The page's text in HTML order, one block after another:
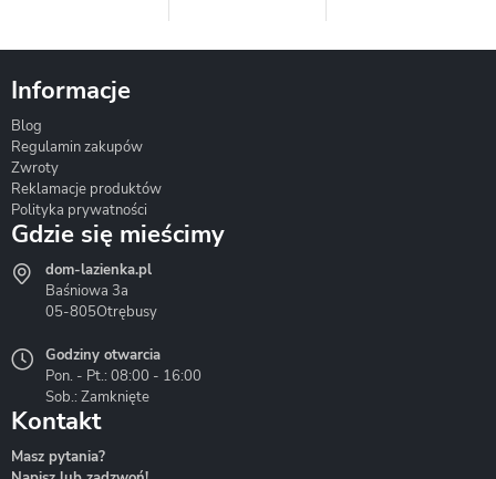
Hydrostop
Liveno
Informacje
Blog
Regulamin zakupów
Zwroty
Reklamacje produktów
Polityka prywatności
Gdzie się mieścimy
dom-lazienka.pl
Baśniowa 3a
05-805Otrębusy
Godziny otwarcia
Pon. - Pt.: 08:00 - 16:00
Sob.: Zamknięte
Kontakt
Masz pytania?